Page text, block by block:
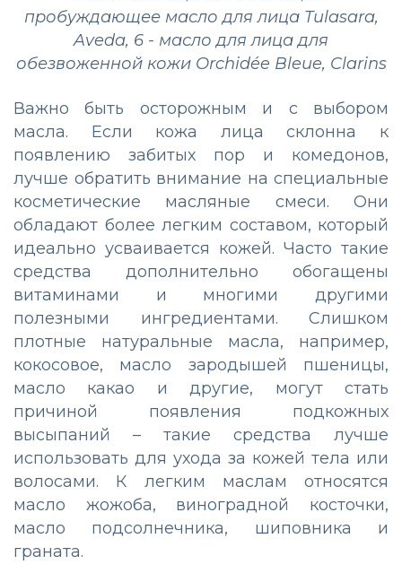
пробуждающее масло для лица Tulasara,
Aveda, 6 - масло для лица для
обезвоженной кожи Orchidée Bleue, Clarins
Важно быть осторожным и с выбором
масла. Если кожа лица склонна к
появлению забитых пор и комедонов,
лучше обратить внимание на специальные
косметические масляные смеси. Они
обладают более легким составом, который
идеально усваивается кожей. Часто такие
средства дополнительно обогащены
витаминами и многими другими
полезными ингредиентами. Слишком
плотные натуральные масла, например,
кокосовое, масло зародышей пшеницы,
масло какао и другие, могут стать
причиной появления подкожных
высыпаний – такие средства лучше
использовать для ухода за кожей тела или
волосами. К легким маслам относятся
масло жожоба, виноградной косточки,
масло подсолнечника, шиповника и
граната.